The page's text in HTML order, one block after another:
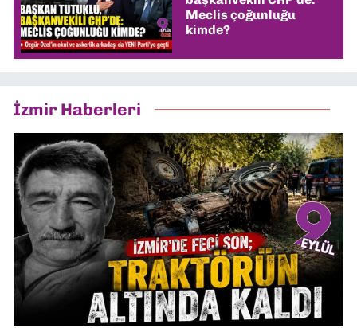
Meclis çoğunluğu
kimde?
İzmir Haberleri